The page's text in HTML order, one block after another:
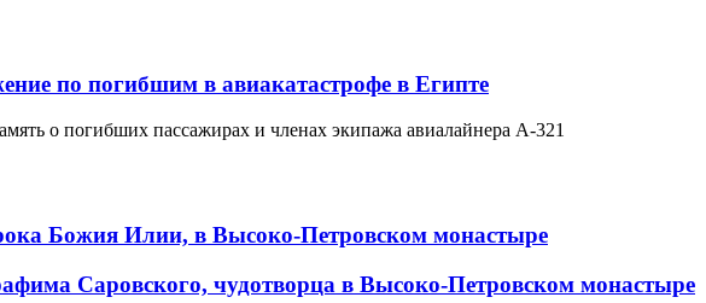
по погибшим в авиакатастрофе в Египте
о погибших пассажирах и членах экипажа авиалайнера А-321
Божия Илии, в Высоко-Петровском монастыре
Саровского, чудотворца в Высоко-Петровском монастыре